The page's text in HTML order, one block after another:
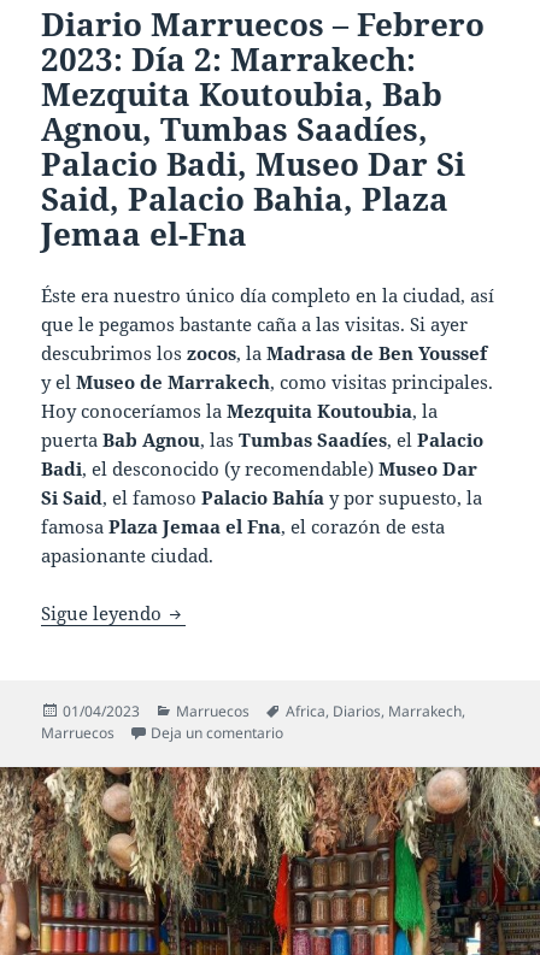
Diario Marruecos – Febrero
2023: Día 2: Marrakech:
Mezquita Koutoubia, Bab
Agnou, Tumbas Saadíes,
Palacio Badi, Museo Dar Si
Said, Palacio Bahia, Plaza
Jemaa el-Fna
Éste era nuestro único día completo en la ciudad, así
que le pegamos bastante caña a las visitas. Si ayer
descubrimos loszocos, laMadrasa de Ben Youssef
y el Museo de Marrakech, como visitas principales.
Hoy conoceríamos laMezquita Koutoubia, la
puerta Bab Agnou, las Tumbas Saadíes, elPalacio
Badi, el desconocido (y recomendable)Museo Dar
Si Said, el famosoPalacio Bahía y por supuesto, la
famosaPlaza Jemaa el Fna, el corazón de esta
apasionante ciudad.
Sigue leyendo Diario Marruecos – Febrero 2023: Día 2:
Publicado
el
01/04/2023 Categorías
Marruecos Etiquetas
Africa, Diarios, Marrakech,
Marruecos
Deja un comentarioen Diario Marruecos – Febrero 2023: